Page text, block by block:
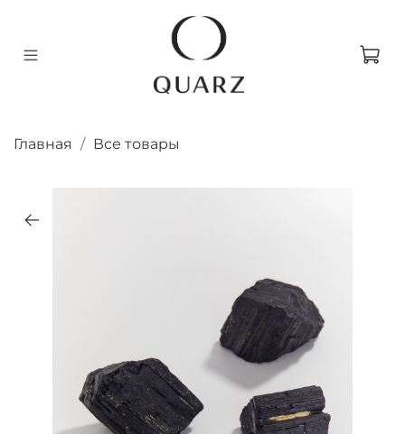
Главная Все товары